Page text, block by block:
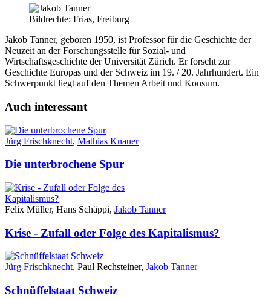
Bildrechte: Frias, Freiburg
Jakob Tanner, geboren 1950, ist Professor für die Geschichte der
Neuzeit an der Forschungsstelle für Sozial- und
Wirtschaftsgeschichte der Universität Zürich. Er forscht zur
Geschichte Europas und der Schweiz im 19. / 20. Jahrhundert. Ein
Schwerpunkt liegt auf den Themen Arbeit und Konsum.
Auch interessant
Jürg Frischknecht, Mathias Knauer
Die unterbrochene Spur
Felix Müller, Hans Schäppi, Jakob Tanner
Krise - Zufall oder Folge des Kapitalismus?
Jürg Frischknecht, Paul Rechsteiner, Jakob Tanner
Schnüffelstaat Schweiz